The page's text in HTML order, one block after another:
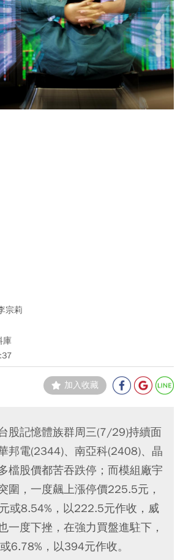
宗莉
庫
加入收藏
股記憶體族群周三(7/29)持續面
邦電(2344)、南亞科(2408)、晶
檔股價都苦吞跌停；而模組廠宇
圍，一度飆上漲停價225.5元，
或8.54%，以222.5元作收，威
一度下挫，在強力買盤進駐下，
6.78%，以394元作收。